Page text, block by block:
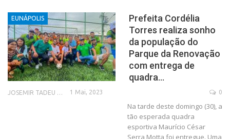
EUNÁPOLIS
Prefeita Cordélia
Torres realiza sonho
da população do
Parque da Renovação
com entrega de
quadra…
JOSEMIR TADEU FONSECA 1 Mai, 2023 0
Na tarde deste domingo (30), a
tão esperada quadra
esportiva Maurício César
Serra Motta foi entregue. Uma